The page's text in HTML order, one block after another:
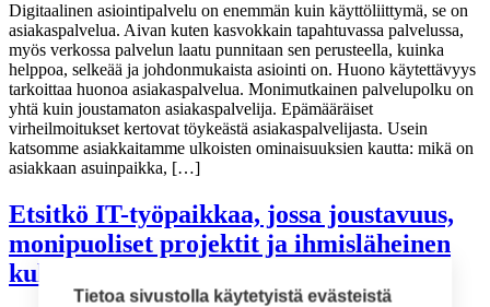
Tietoa sivustolla käytetyistä evästeistä
Digitaalinen asiointipalvelu on enemmän kuin käyttöliittymä, se on
asiakaspalvelua. Aivan kuten kasvokkain tapahtuvassa palvelussa,
myös verkossa palvelun laatu punnitaan sen perusteella, kuinka
helppoa, selkeää ja johdonmukaista asiointi on. Huono käytettävyys
tarkoittaa huonoa asiakaspalvelua. Monimutkainen palvelupolku on
yhtä kuin joustamaton asiakaspalvelija. Epämääräiset
virheilmoitukset kertovat töykeästä asiakaspalvelijasta. Usein
katsomme asiakkaitamme ulkoisten ominaisuuksien kautta: mikä on
asiakkaan asuinpaikka, […]
Etsitkö IT-työpaikkaa, jossa joustavuus,
monipuoliset projektit ja ihmisläheinen
kulttuuri kulkevat käsi kädessä?